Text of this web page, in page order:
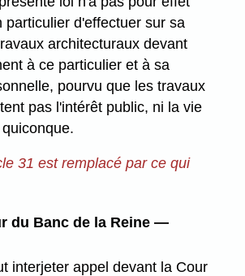
particulier d'effectuer sur sa
architecturaux devant
à ce particulier et à sa
pourvu que les travaux
pas l'intérêt public, ni la vie
31 est remplacé par ce qui
du Banc de la Reine —
interjeter appel devant la Cour